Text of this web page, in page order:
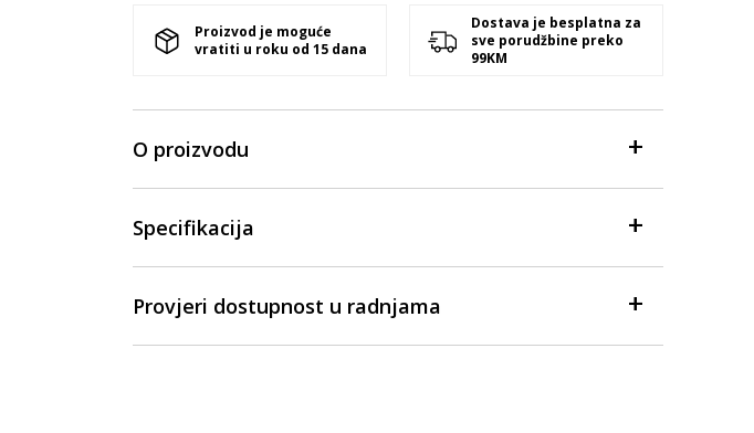
Proizvod je moguće
vratiti u roku od 15 dana
Dostava je besplatna za
sve porudžbine preko
99KM
O proizvodu
Specifikacija
Provjeri dostupnost u radnjama